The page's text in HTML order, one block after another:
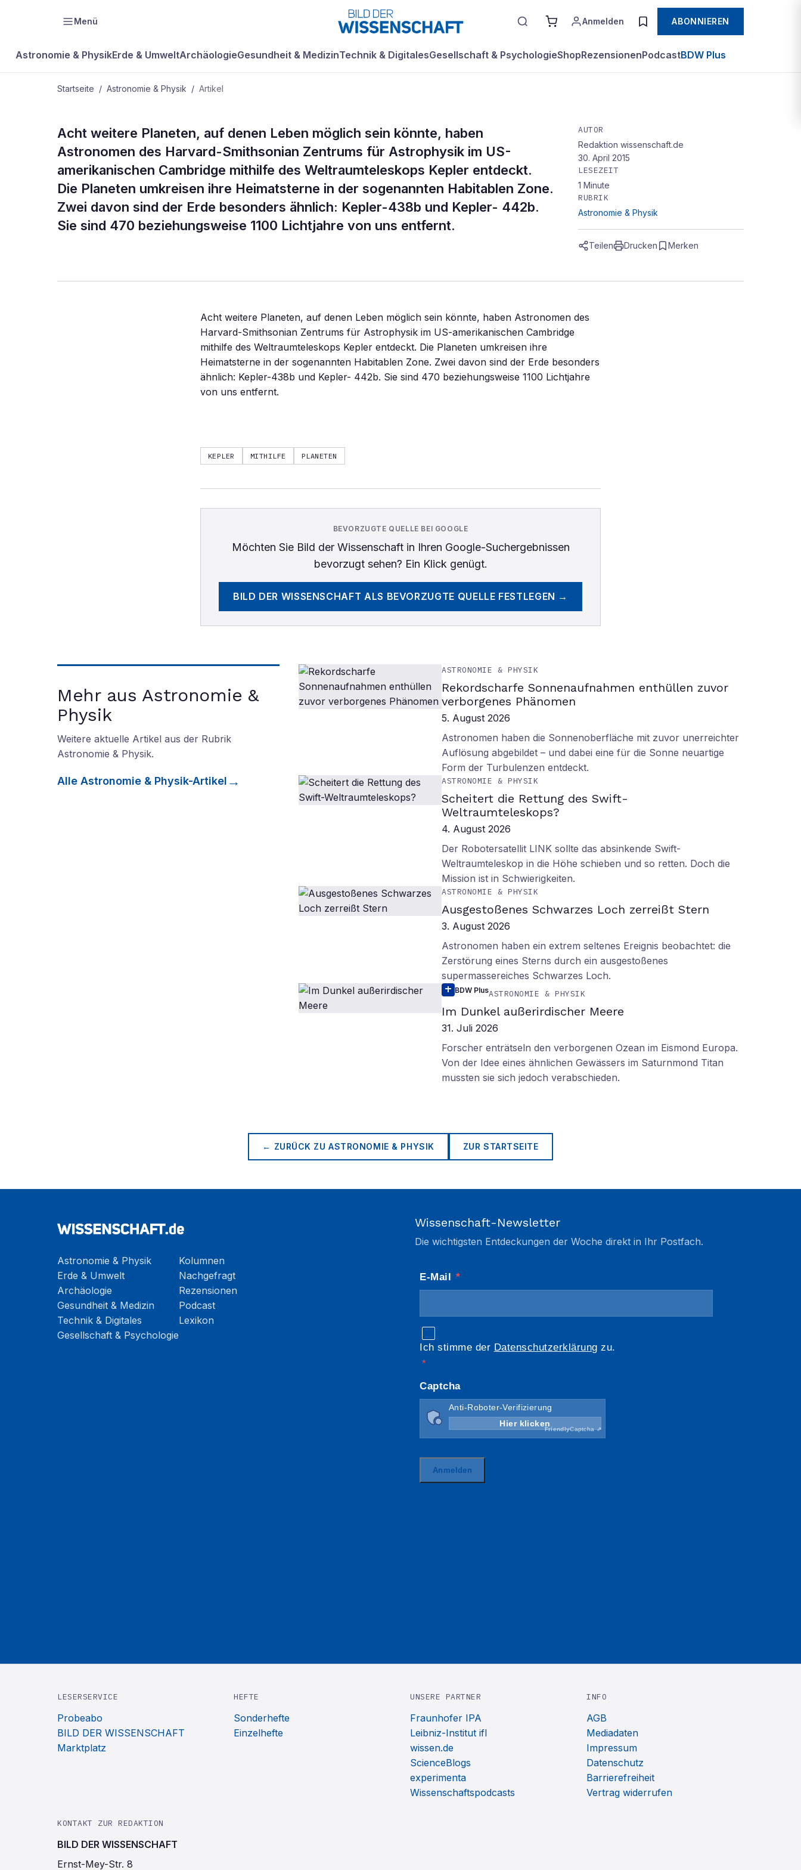
Menü Anmelden ABONNIEREN
Astronomie & PhysikErde & UmweltArchäologieGesundheit & MedizinTechnik & DigitalesGesellschaft & PsychologieShopRezensionenPodcastBDW Plus
Startseite / Astronomie & Physik / Artikel
ASTRONOMIE & PHYSIK
Noch mehr neue
Erden
Acht weitere Planeten, auf denen Leben möglich sein könnte, haben
Astronomen des Harvard-Smithsonian Zentrums für Astrophysik im US-
amerikanischen Cambridge mithilfe des Weltraumteleskops Kepler entdeckt.
Die Planeten umkreisen ihre Heimatsterne in der sogenannten Habitablen Zone.
Zwei davon sind der Erde besonders ähnlich: Kepler-438b und Kepler- 442b.
Sie sind 470 beziehungsweise 1100 Lichtjahre von uns entfernt.
AUTOR
Redaktion wissenschaft.de
30. April 2015
LESEZEIT
1 Minute
RUBRIK
Astronomie & Physik
Teilen Drucken Merken
Acht weitere Planeten, auf denen Leben möglich sein könnte, haben Astronomen des
Harvard-Smithsonian Zentrums für Astrophysik im US-amerikanischen Cambridge
mithilfe des Weltraumteleskops Kepler entdeckt. Die Planeten umkreisen ihre
Heimatsterne in der sogenannten Habitablen Zone. Zwei davon sind der Erde besonders
ähnlich: Kepler-438b und Kepler- 442b. Sie sind 470 beziehungsweise 1100 Lichtjahre
von uns entfernt.
KEPLER MITHILFE PLANETEN
BEVORZUGTE QUELLE BEI GOOGLE
Möchten Sie Bild der Wissenschaftin Ihren Google-Suchergebnissen
bevorzugt sehen? Ein Klick genügt.
BILD DER WISSENSCHAFT ALS BEVORZUGTE QUELLE FESTLEGEN →
Mehr aus Astronomie &
Physik
Weitere aktuelle Artikel aus der Rubrik
Astronomie & Physik.
Alle Astronomie & Physik-Artikel
ASTRONOMIE & PHYSIK
Rekordscharfe Sonnenaufnahmen enthüllen zuvor
verborgenes Phänomen
5. August 2026
Astronomen haben die Sonnenoberfläche mit zuvor unerreichter
Auflösung abgebildet – und dabei eine für die Sonne neuartige
Form der Turbulenzen entdeckt.
ASTRONOMIE & PHYSIK
Scheitert die Rettung des Swift-
Weltraumteleskops?
4. August 2026
Der Robotersatellit LINK sollte das absinkende Swift-
Weltraumteleskop in die Höhe schieben und so retten. Doch die
Mission ist in Schwierigkeiten.
ASTRONOMIE & PHYSIK
Ausgestoßenes Schwarzes Loch zerreißt Stern
3. August 2026
Astronomen haben ein extrem seltenes Ereignis beobachtet: die
Zerstörung eines Sterns durch ein ausgestoßenes
supermassereiches Schwarzes Loch.
BDW PlusASTRONOMIE & PHYSIK
Im Dunkel außerirdischer Meere
31. Juli 2026
Forscher enträtseln den verborgenen Ozean im Eismond Europa.
Von der Idee eines ähnlichen Gewässers im Saturnmond Titan
mussten sie sich jedoch verabschieden.
← ZURÜCK ZUASTRONOMIE & PHYSIK ZUR STARTSEITE
Astronomie & Physik
Erde & Umwelt
Archäologie
Gesundheit & Medizin
Technik & Digitales
Gesellschaft & Psychologie
Kolumnen
Nachgefragt
Rezensionen
Podcast
Lexikon
Wissenschaft-Newsletter
Die wichtigsten Entdeckungen der Woche direkt in Ihr Postfach.
LESERSERVICE
Probeabo
BILD DER WISSENSCHAFT
Marktplatz
HEFTE
Sonderhefte
Einzelhefte
UNSERE PARTNER
Fraunhofer IPA
Leibniz-Institut ifl
wissen.de
ScienceBlogs
experimenta
Wissenschaftspodcasts
INFO
AGB
Mediadaten
Impressum
Datenschutz
Barrierefreiheit
Vertrag widerrufen
KONTAKT ZUR REDAKTION
BILD DER WISSENSCHAFT
Ernst-Mey-Str. 8